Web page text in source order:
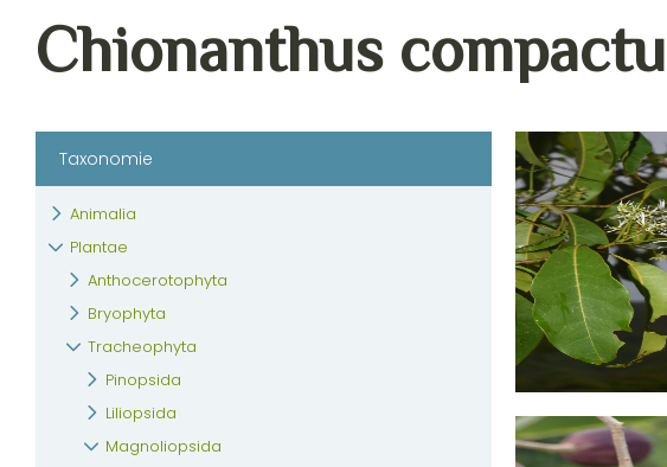
Chionanthus
Taxonomie
Animalia
Plantae
Anthocerotophyta
Bryophyta
Tracheophyta
Pinopsida
Liliopsida
Magnoliopsida